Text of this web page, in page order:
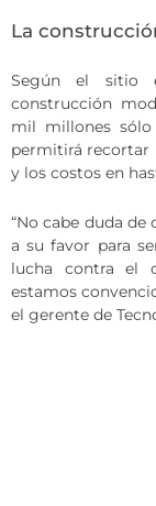
La
Según el sitio
construcción
mil millones
permitirá recortar
y los costos en
“No cabe duda
a su favor para
lucha contra el
estamos
el gerente de